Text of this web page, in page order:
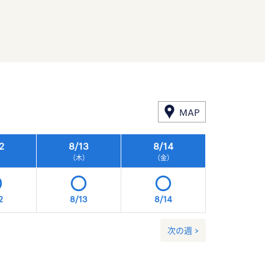
MAP
8/13
（木）
8/14
（金）
8/13 8/14
次の週 >